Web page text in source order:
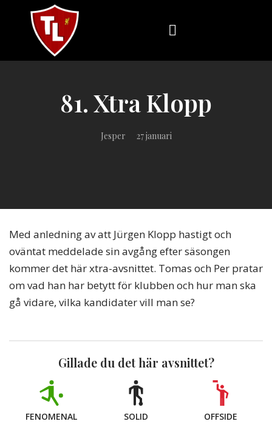
Sveriges
81. Xtra Klopp
Jesper 27 januari
Med anledning av att Jürgen Klopp hastigt och
oväntat meddelade sin avgång efter säsongen
kommer det här xtra-avsnittet. Tomas och Per pratar
om vad han har betytt för klubben och hur man ska
gå vidare, vilka kandidater vill man se?
Gillade du det här avsnittet?
FENOMENAL SOLID OFFSIDE